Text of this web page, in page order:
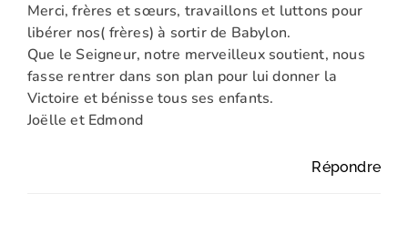
Merci, frères et sœurs, travaillons et luttons pour
libérer nos( frères) à sortir de Babylon.
Que le Seigneur, notre merveilleux soutient, nous
fasse rentrer dans son plan pour lui donner la
Victoire et bénisse tous ses enfants.
Joëlle et Edmond
Répondre